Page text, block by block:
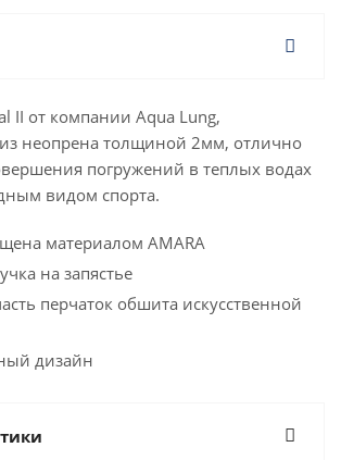
II от компании Aqua Lung,
неопрена толщиной 2мм, отлично
погружений в теплых водах
видом спорта.
материалом AMARA
на запястье
перчаток обшита искусственной
дизайн